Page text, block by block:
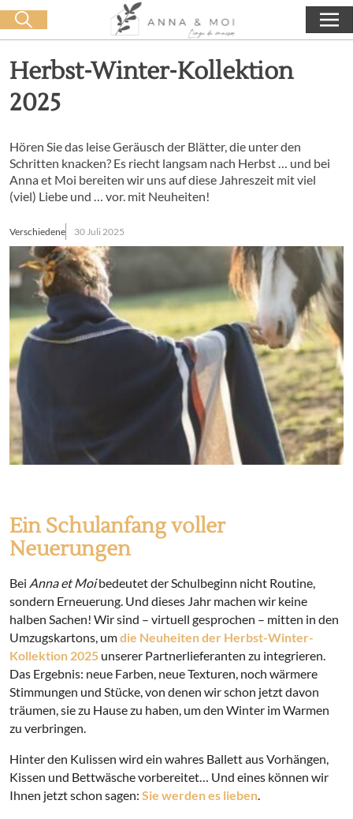
Kostenlose Lieferung ab 60€ Einkauf 0,00€
Suche starten
Herbst-Winter-Kollektion
2025
Hören Sie das leise Geräusch der Blätter, die unter den
Schritten knacken? Es riecht langsam nach Herbst … und bei
Anna et Moi bereiten wir uns auf diese Jahreszeit mit viel
(viel) Liebe und … vor. mit Neuheiten!
Verschiedene 30 Juli 2025
Ein Schulanfang voller
Neuerungen
Bei Anna et Moibedeutet der Schulbeginn nicht Routine,
sondern Erneuerung. Und dieses Jahr machen wir keine
halben Sachen! Wir sind – virtuell gesprochen – mitten in den
Umzugskartons, umdie Neuheiten der Herbst-Winter-
Kollektion 2025 unserer Partnerlieferanten zu integrieren.
Das Ergebnis: neue Farben, neue Texturen, noch wärmere
Stimmungen und Stücke, von denen wir schon jetzt davon
träumen, sie zu Hause zu haben, um den Winter im Warmen
zu verbringen.
Hinter den Kulissen wird ein wahres Ballett aus Vorhängen,
Kissen und Bettwäsche vorbereitet… Und eines können wir
Ihnen jetzt schon sagen: Sie werden es lieben.